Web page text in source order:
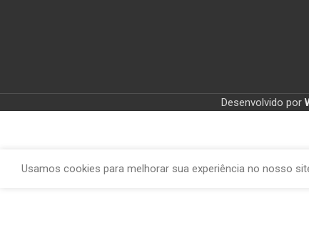
Desenvolvido por
Usamos cookies para melhorar sua experiência no nosso